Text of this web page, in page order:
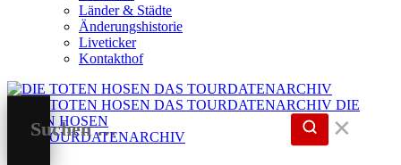
Länder & Städte
Änderungshistorie
Liveticker
Kontakthof
DIE
TOTEN HOSEN
DAS TOURDATENARCHIV
✕